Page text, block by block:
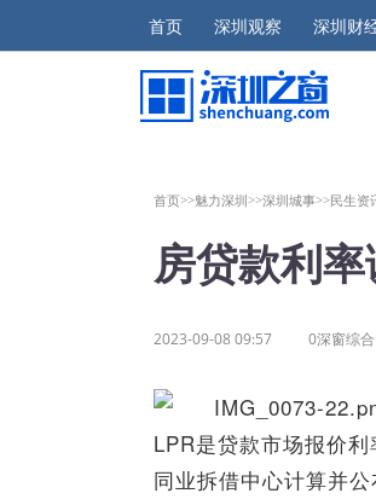
首页 深圳观察 深圳财
首页>>魅力深圳>>深圳城事>>民生资
房贷款利
2023-09-08 09:57 0深窗综合
LPR是贷款市场报价
同业拆借中心计算并